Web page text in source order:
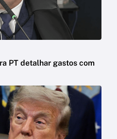
PT detalhar gastos com